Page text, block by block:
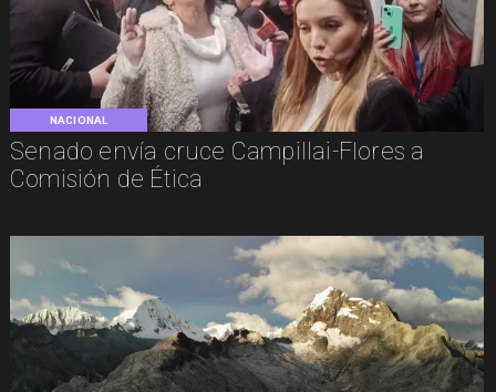
NACIONAL
Senado envía cruce Campillai-Flores a
Comisión de Ética